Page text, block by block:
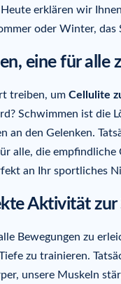
erklären wir
oder Winter,
eine für alle
treiben, um Cellulite
Schwimmen ist die
an den Gelenken.
alle, die empfindliche
an Ihr sportliches
Aktivität
Bewegungen zu
zu trainieren.
unsere Muskeln